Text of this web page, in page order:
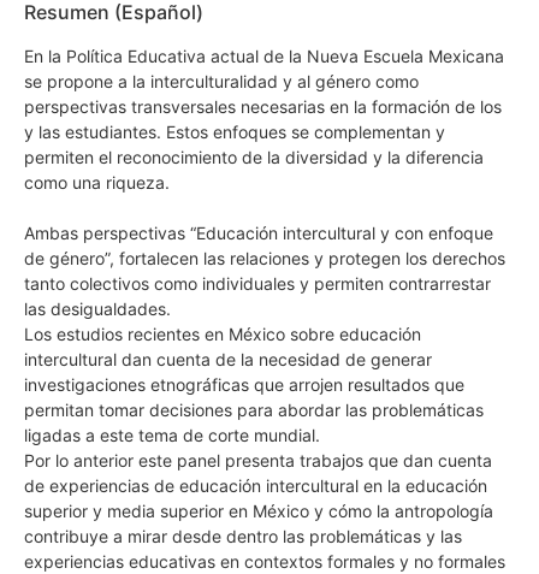
Resumen (Español)
En la Política Educativa actual de la Nueva Escuela Mexicana
se propone a la interculturalidad y al género como
perspectivas transversales necesarias en la formación de los
y las estudiantes. Estos enfoques se complementan y
permiten el reconocimiento de la diversidad y la diferencia
como una riqueza.
Ambas perspectivas “Educación intercultural y con enfoque
de género”, fortalecen las relaciones y protegen los derechos
tanto colectivos como individuales y permiten contrarrestar
las desigualdades.
Los estudios recientes en México sobre educación
intercultural dan cuenta de la necesidad de generar
investigaciones etnográficas que arrojen resultados que
permitan tomar decisiones para abordar las problemáticas
ligadas a este tema de corte mundial.
Por lo anterior este panel presenta trabajos que dan cuenta
de experiencias de educación intercultural en la educación
superior y media superior en México y cómo la antropología
contribuye a mirar desde dentro las problemáticas y las
experiencias educativas en contextos formales y no formales